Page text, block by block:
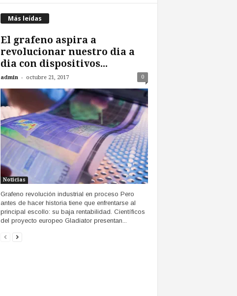
Más leídas
El grafeno aspira a
revolucionar nuestro dia a
dia con dispositivos...
admin - octubre 21, 2017 0
Noticias
Grafeno revolución industrial en proceso Pero
antes de hacer historia tiene que enfrentarse al
principal escollo: su baja rentabilidad. Científicos
del proyecto europeo Gladiator presentan...